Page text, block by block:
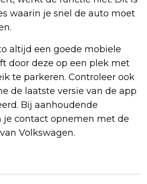
waarin je snel de auto moet
altijd een goede mobiele
door deze op een plek met
te parkeren. Controleer ook
de laatste versie van de app
Bij aanhoudende
je contact opnemen met de
Volkswagen.